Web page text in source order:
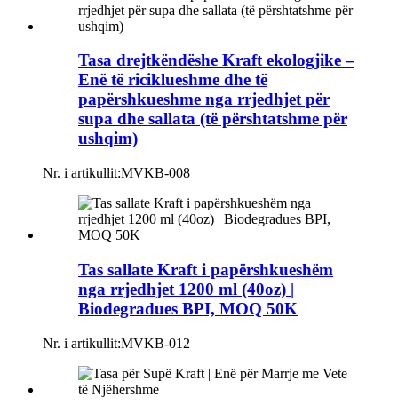
Tasa drejtkëndëshe Kraft ekologjike –
Enë të riciklueshme dhe të
papërshkueshme nga rrjedhjet për
supa dhe sallata (të përshtatshme për
ushqim)
Nr. i artikullit:MVKB-008
Tas sallate Kraft i papërshkueshëm
nga rrjedhjet 1200 ml (40oz) |
Biodegradues BPI, MOQ 50K
Nr. i artikullit:MVKB-012